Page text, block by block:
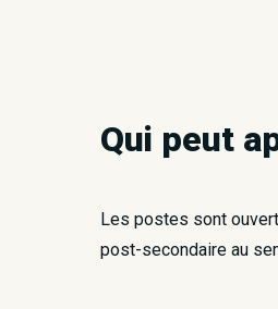
Qui peut
Les postes sont
post-secondaire au